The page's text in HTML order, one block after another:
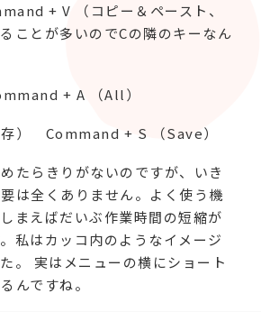
+ V （コピー＆ペースト、
ことが多いのでCの隣のキーなん
+ A （All）
） Command + S （Save）
たらきりがないのですが、いき
は全くありません。よく使う機
まえばだいぶ作業時間の短縮が
私はカッコ内のようなイメージ
。 実はメニューの横にショート
んですね。